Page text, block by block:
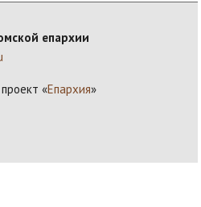
епархии
«Епархия»